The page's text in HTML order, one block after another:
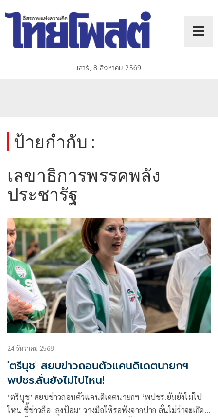
เสาร์, 8 สิงหาคม 2569
ป้ายกำกับ :
เลขาธิการพรรคพลัง
ประชารัฐ
24 ธันวาคม 2568
'ตรีนุช' สยบข่าวถอนตัวแคนดิเดตนายกฯ
พปชร.ลั่นยังไม่ไปไหน!
‘ตรีนุช’ สยบข่าวถอนตัวแคนดิเดตนายกฯ ‘พปชร.ยันยังไม่ไป
ไหน ชี้ข่าวลือ ‘ลุงป้อม’ วางมือให้รอฟังจากปาก ลั่นไม่ว่าจะเกิด